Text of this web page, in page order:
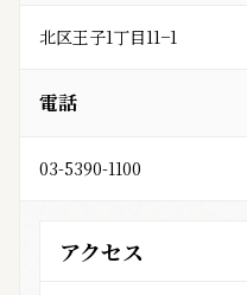
北区王子1丁目11−1
電話
03-5390-1100
アクセス